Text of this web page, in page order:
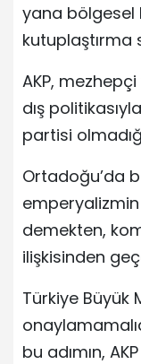
yana bölgesel
kutuplaştırma
AKP,
dış
partisi
Ortadoğu’da
emperyalizmin
demekten,
ilişkisinden
Türkiye Büyük
bu adımın,